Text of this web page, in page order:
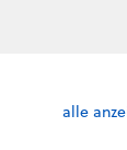
alle